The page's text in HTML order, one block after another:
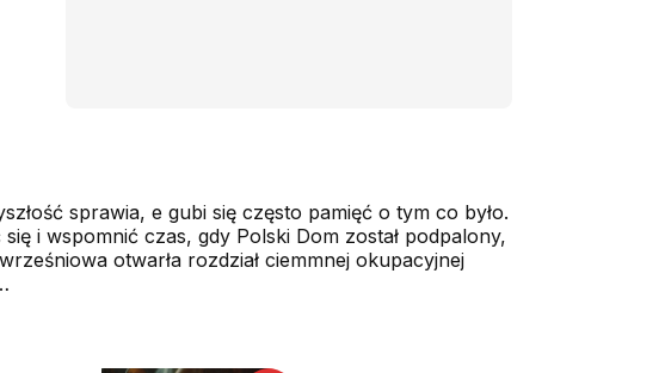
sprawia, e gubi się często pamięć o tym co było.
i wspomnić czas, gdy Polski Dom został podpalony,
otwarła rozdział ciemmnej okupacyjnej